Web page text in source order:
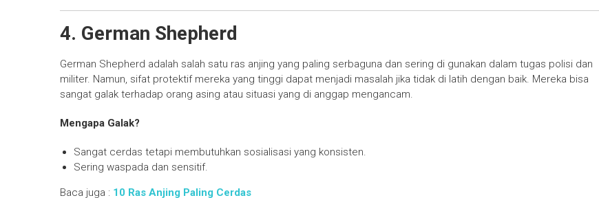
4. German Shepherd
German Shepherd adalah salah satu ras anjing yang paling serbaguna dan sering di gunakan dalam tugas polisi dan
militer. Namun, sifat protektif mereka yang tinggi dapat menjadi masalah jika tidak di latih dengan baik. Mereka bisa
sangat galak terhadap orang asing atau situasi yang di anggap mengancam.
Mengapa Galak?
Sangat cerdas tetapi membutuhkan sosialisasi yang konsisten.
Sering waspada dan sensitif.
Baca juga : 10 Ras Anjing Paling Cerdas